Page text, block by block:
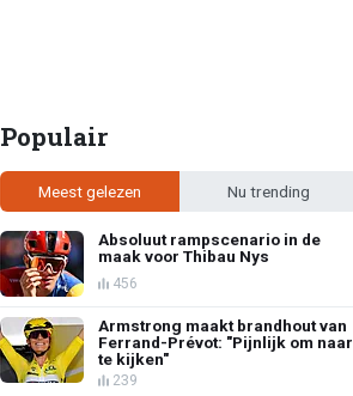
Populair
Meest gelezen Nu trending
Absoluut rampscenario in de
maak voor Thibau Nys
456
Armstrong maakt brandhout van
Ferrand-Prévot: "Pijnlijk om naar
te kijken"
239